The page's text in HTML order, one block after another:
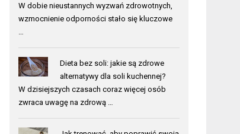
W dobie nieustannych wyzwań zdrowotnych,
wzmocnienie odporności stało się kluczowe
…
Dieta bez soli: jakie są zdrowe
alternatywy dla soli kuchennej?
W dzisiejszych czasach coraz więcej osób
zwraca uwagę na zdrową …